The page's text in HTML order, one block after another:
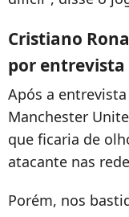
Cristiano
por
Após a
Manchester
que ficaria de
atacante nas
Porém, nos